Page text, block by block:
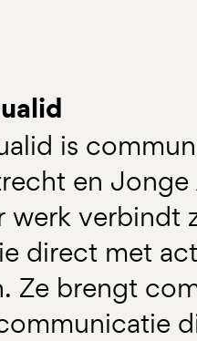
is
en
werk verbindt
direct met
Ze brengt